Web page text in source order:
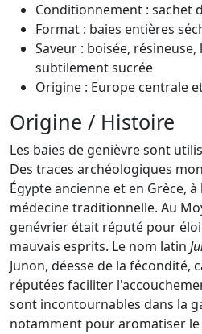
Conditionnement : sachet
Format : baies entières
Saveur : boisée,
subtilement sucrée
Origine : Europe centrale
Origine / Histoire
Les baies de genièvre sont
Des traces archéologiques
Égypte ancienne et en Grèce,
médecine traditionnelle. Au
genévrier était réputé pour
mauvais esprits. Le nom latin
Junon, déesse de la fécondité,
réputées faciliter
sont incontournables dans la
notamment pour aromatiser le